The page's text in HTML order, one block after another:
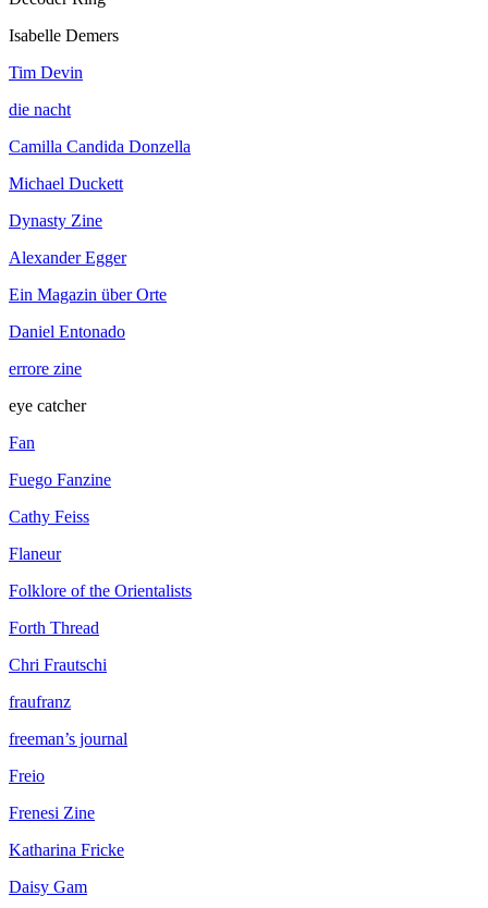
Isabelle Demers
Tim Devin
die nacht
Camilla Candida Donzella
Michael Duckett
Dynasty Zine
Alexander Egger
Ein Magazin über Orte
Daniel Entonado
errore zine
eye catcher
Fan
Fuego Fanzine
Cathy Feiss
Flaneur
Folklore of the Orientalists
Forth Thread
Chri Frautschi
fraufranz
freeman’s journal
Freio
Frenesi Zine
Katharina Fricke
Daisy Gam